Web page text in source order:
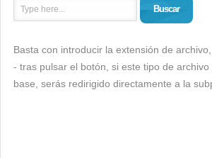
Buscar
Basta con introducir la extensión de archivo,
- tras pulsar el botón, si este tipo de
base, serás redirigido directamente a la